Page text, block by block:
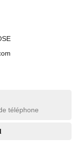
téléphone